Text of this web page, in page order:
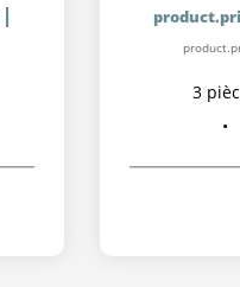
|
3